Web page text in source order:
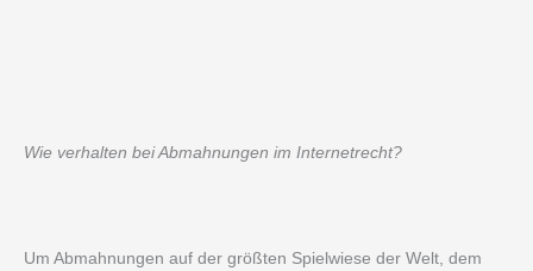
Wie verhalten bei Abmahnungen im Internetrecht?
Um Abmahnungen auf der größten Spielwiese der Welt, dem